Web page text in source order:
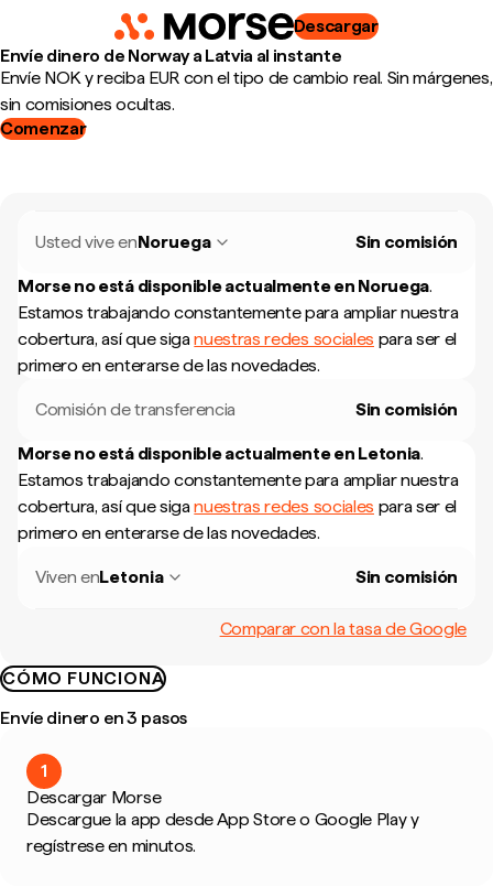
Descargar
Envíe dinero de Norway a Latvia al instante
Envíe NOK y reciba EUR con el tipo de cambio real. Sin márgenes,
sin comisiones ocultas.
Comenzar
Usted vive enNoruega Sin comisión
Morse no está disponible actualmente en Noruega.
Estamos trabajando constantemente para ampliar nuestra
cobertura, así que siganuestras redes sociales para ser el
primero en enterarse de las novedades.
Comisión de transferencia Sin comisión
Morse no está disponible actualmente en Letonia.
Estamos trabajando constantemente para ampliar nuestra
cobertura, así que siganuestras redes sociales para ser el
primero en enterarse de las novedades.
Viven enLetonia Sin comisión
Comparar con la tasa de Google
CÓMO FUNCIONA
Envíe dinero en 3 pasos
1
Descargar Morse
Descargue la app desde App Store o Google Play y
regístrese en minutos.